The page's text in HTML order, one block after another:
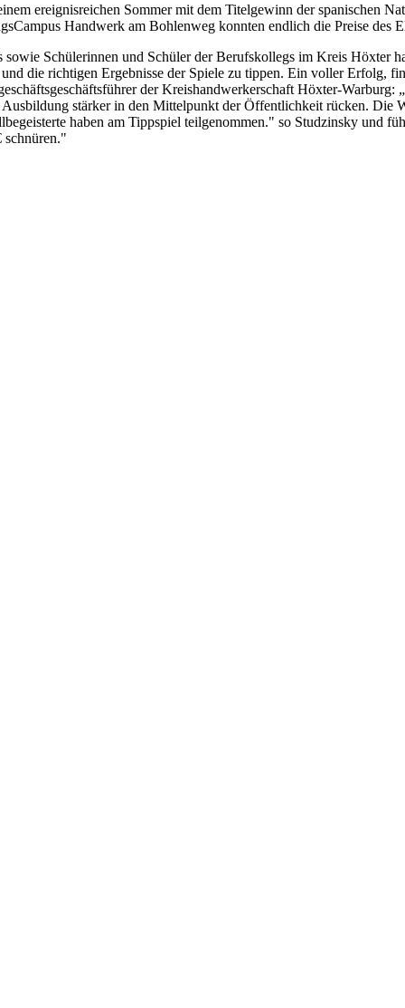
ereignisreichen Sommer mit dem Titelgewinn der spanischen
Handwerk am Bohlenweg konnten endlich die Preise des
sowie Schülerinnen und Schüler der Berufskollegs im Kreis Höxter
und die richtigen Ergebnisse der Spiele zu tippen. Ein voller Erfolg,
der Kreishandwerkerschaft Höxter-Warburg: „
stärker in den Mittelpunkt der Öffentlichkeit rücken.Die
haben am Tippspiel teilgenommen." so Studzinsky und
schnüren."